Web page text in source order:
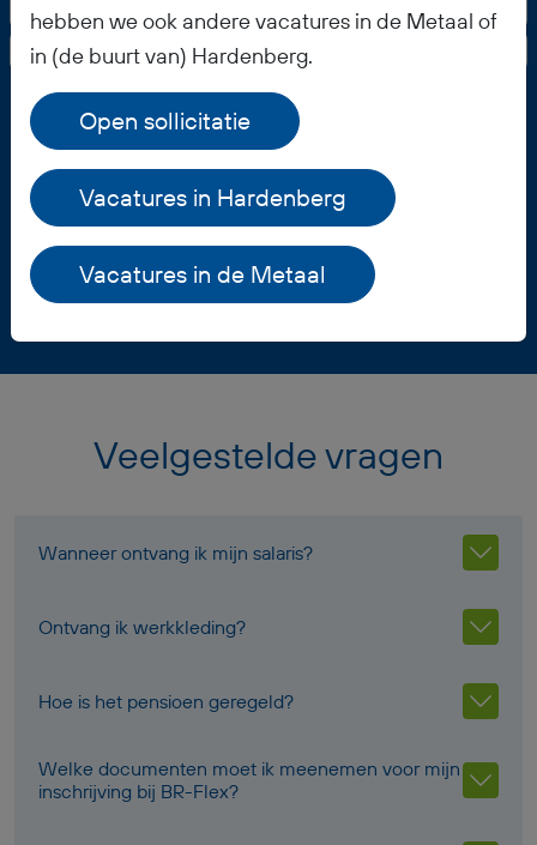
Alle vacatures in Hardenberg
Alle Metaal vacatures
Vacature opslaan
Veelgestelde vragen
Wanneer ontvang ik mijn salaris?
Ontvang ik werkkleding?
Hoe is het pensioen geregeld?
Welke documenten moet ik meenemen voor mijn
inschrijving bij BR-Flex?
hebben we ook andere vacatures in de Metaal of
in (de buurt van) Hardenberg.
Open sollicitatie
Vacatures in Hardenberg
Vacatures in de Metaal